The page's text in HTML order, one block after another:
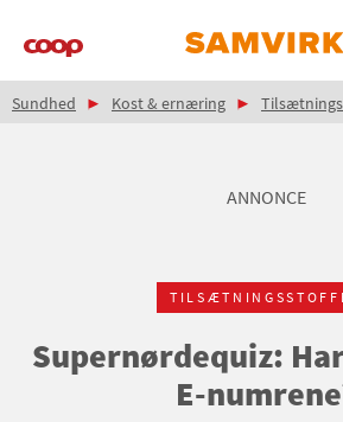
Main
Brødkrumme
Sundhed Kost & ernæring
ANNONCE
Supernørdequiz:
E-